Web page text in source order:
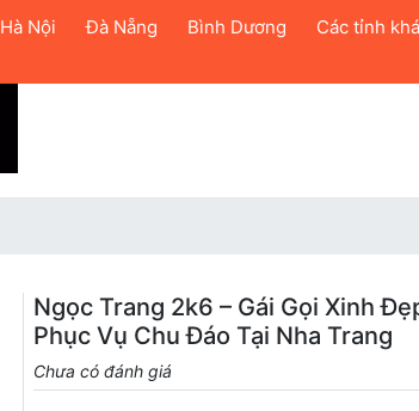
Hà Nội Đà Nẵng Bình Dương Các tỉnh
Ngọc Trang 2k6 – Gái Gọi Xinh
Phục Vụ Chu Đáo Tại Nha Trang
Chưa có đánh giá